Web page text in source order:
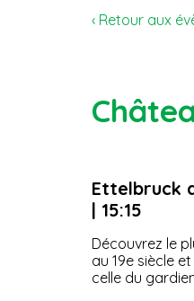
‹ Retour aux
Ettelbruck
| 15:15
Découvrez le
au 19e siècle
celle du